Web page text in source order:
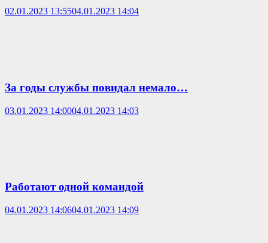
02.01.2023 13:5504.01.2023 14:04
За годы службы повидал немало…
03.01.2023 14:0004.01.2023 14:03
Работают одной командой
04.01.2023 14:0604.01.2023 14:09